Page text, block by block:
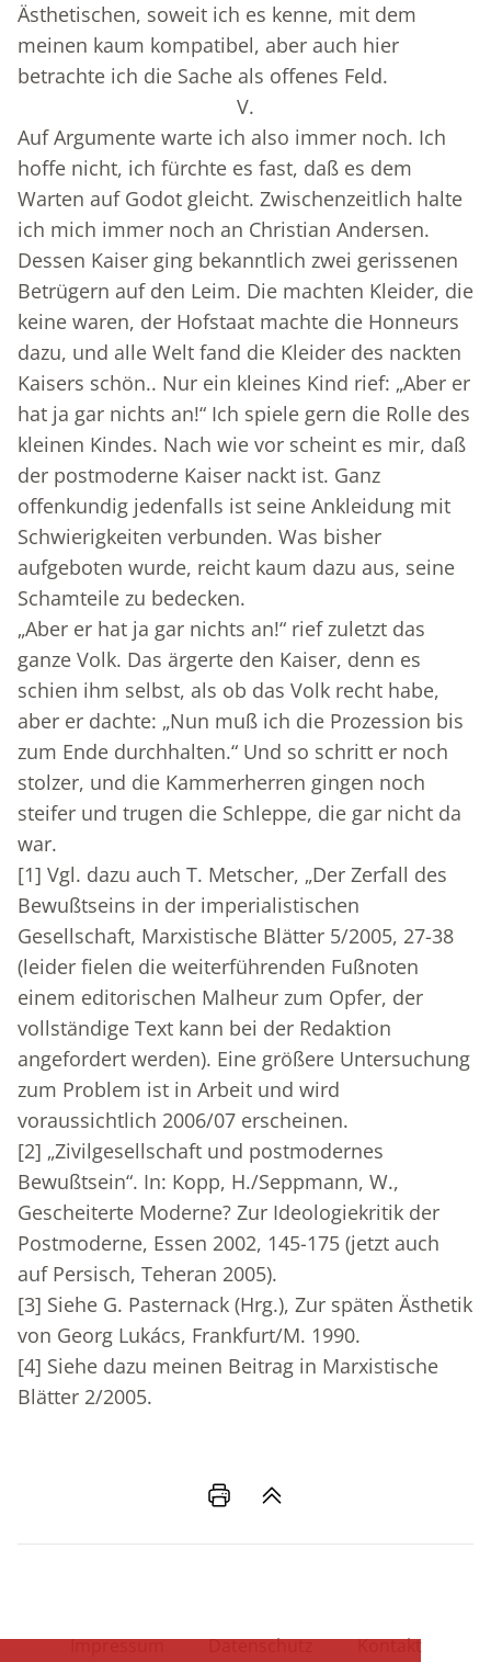
Ästhetischen, soweit ich es kenne, mit dem
meinen kaum kompatibel, aber auch hier
betrachte ich die Sache als offenes Feld.
V.
Auf Argumente warte ich also immer noch. Ich
hoffe nicht, ich fürchte es fast, daß es dem
Warten auf Godot gleicht. Zwischenzeitlich halte
ich mich immer noch an Christian Andersen.
Dessen Kaiser ging bekanntlich zwei gerissenen
Betrügern auf den Leim. Die machten Kleider, die
keine waren, der Hofstaat machte die Honneurs
dazu, und alle Welt fand die Kleider des nackten
Kaisers schön.. Nur ein kleines Kind rief: „Aber er
hat ja gar nichts an!“ Ich spiele gern die Rolle des
kleinen Kindes. Nach wie vor scheint es mir, daß
der postmoderne Kaiser nackt ist. Ganz
offenkundig jedenfalls ist seine Ankleidung mit
Schwierigkeiten verbunden. Was bisher
aufgeboten wurde, reicht kaum dazu aus, seine
Schamteile zu bedecken.
„Aber er hat ja gar nichts an!“ rief zuletzt das
ganze Volk. Das ärgerte den Kaiser, denn es
schien ihm selbst, als ob das Volk recht habe,
aber er dachte: „Nun muß ich die Prozession bis
zum Ende durchhalten.“ Und so schritt er noch
stolzer, und die Kammerherren gingen noch
steifer und trugen die Schleppe, die gar nicht da
war.
[1] Vgl. dazu auch T. Metscher, „Der Zerfall des
Bewußtseins in der imperialistischen
Gesellschaft, Marxistische Blätter 5/2005, 27-38
(leider fielen die weiterführenden Fußnoten
einem editorischen Malheur zum Opfer, der
vollständige Text kann bei der Redaktion
angefordert werden). Eine größere Untersuchung
zum Problem ist in Arbeit und wird
voraussichtlich 2006/07 erscheinen.
[2] „Zivilgesellschaft und postmodernes
Bewußtsein“. In: Kopp, H./Seppmann, W.,
Gescheiterte Moderne? Zur Ideologiekritik der
Postmoderne, Essen 2002, 145-175 (jetzt auch
auf Persisch, Teheran 2005).
[3] Siehe G. Pasternack (Hrg.), Zur späten Ästhetik
von Georg Lukács, Frankfurt/M. 1990.
[4] Siehe dazu meinen Beitrag in Marxistische
Blätter 2/2005.
Impressum Datenschutz Kontakt